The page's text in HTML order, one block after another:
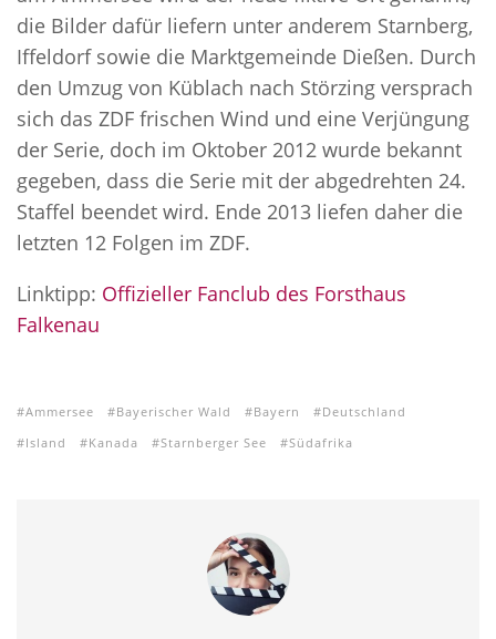
die Bilder dafür liefern unter anderem Starnberg,
Iffeldorf sowie die Marktgemeinde Dießen. Durch
den Umzug von Küblach nach Störzing versprach
sich das ZDF frischen Wind und eine Verjüngung
der Serie, doch im Oktober 2012 wurde bekannt
gegeben, dass die Serie mit der abgedrehten 24.
Staffel beendet wird. Ende 2013 liefen daher die
letzten 12 Folgen im ZDF.
Linktipp: Offizieller Fanclub des Forsthaus
Falkenau
Ammersee Bayerischer Wald Bayern
Deutschland
Island
Kanada Starnberger See Südafrika